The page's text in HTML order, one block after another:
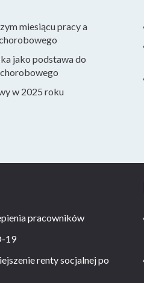
miesiącu pracy a
jako podstawa do
w 2025 roku
pracowników
19
renty socjalnej po